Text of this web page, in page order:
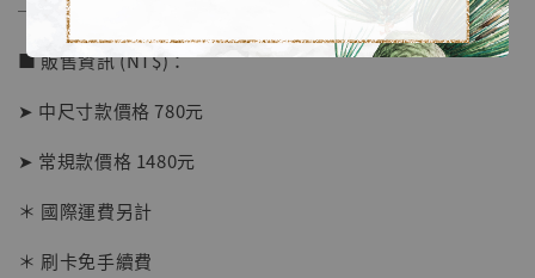
──────────────
■ 販售資訊 (NT$)：
➤ 中尺寸款價格 780元
➤ 常規款價格 1480元
＊ 國際運費另計
＊ 刷卡免手續費